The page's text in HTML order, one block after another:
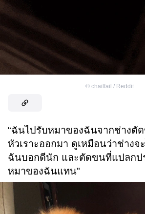
© chailfail / Reddit
“ฉันไปรับหมาของฉันจากช่างตั
หัวเราะออกมา ดูเหมือนว่าช่างจ
ฉันบอกดีนัก และตัดขนที่แปลกป
หมาของฉันแทน”